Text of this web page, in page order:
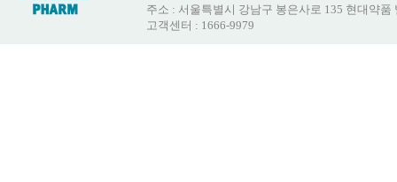
주소 : 서울특별시 강남구 봉은사로 135 현대약품
고객센터 : 1666-9979